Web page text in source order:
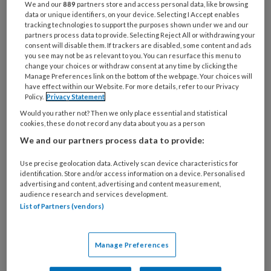
belangrijke rol spelen bij de behandeling van
kinderen en jongeren met AD(H)D. Misschien
wel de belangrijkste rol, die soms onvoldoende
aandacht krijgt, zowel in de maatschappij als in
behandeling. Want, en ook de GGZ
zorgstandaard ADHD adviseert dat,
mediatietherapie via ouders is een goede
manier om ADHD-gedrag van kinderen te
beïnvloeden.
Tirsta: “In die zorgstandaard wordt na het
vaststellen van de classificatie AD(H)D als
eerste stap psycho-educatie geadviseerd en
als tweede stap mediatietherapie voor ouders
en omgeving. Of medicatie. Dat laatste is
alleen eerste keuze als er sprake is van een
ernstige vorm van AD(H)D en veel ouders
We and our889 partners store and access personal data, like browsing
data or unique identifiers, on your device. Selecting I Accept enables
tracking technologies to support the purposes shown under we and our
partners process data to provide. Selecting Reject All or withdrawing your
consent will disable them. If trackers are disabled, some content and ads
you see may not be as relevant to you. You can resurface this menu to
change your choices or withdraw consent at any time by clicking the
Manage Preferences link on the bottom of the webpage. Your choices will
have effect within our Website. For more details, refer to our Privacy
Policy. Privacy Statement
Would you rather not? Then we only place essential and statistical
cookies, these do not record any data about you as a person
We and our partners process data to provide:
Use precise geolocation data. Actively scan device characteristics for
identification. Store and/or access information on a device. Personalised
advertising and content, advertising and content measurement,
audience research and services development.
List of Partners (vendors)
Manage Preferences